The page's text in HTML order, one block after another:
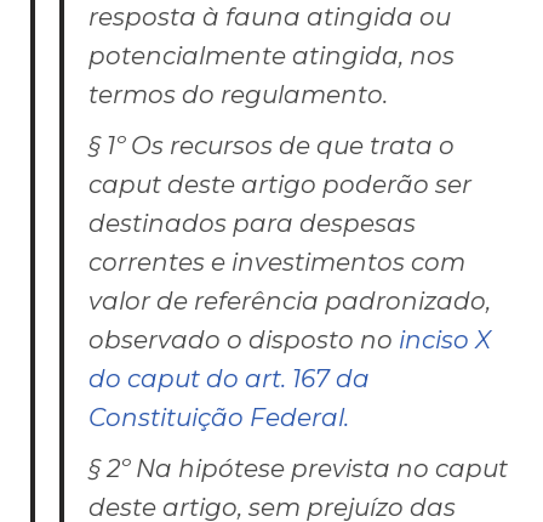
resposta à fauna atingida ou
potencialmente atingida, nos
termos do regulamento.
§ 1º Os recursos de que trata o
caput deste artigo poderão ser
destinados para despesas
correntes e investimentos com
valor de referência padronizado,
observado o disposto no inciso X
do caput do art. 167 da
Constituição Federal.
§ 2º Na hipótese prevista no caput
deste artigo, sem prejuízo das